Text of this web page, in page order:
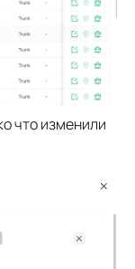
что изменили